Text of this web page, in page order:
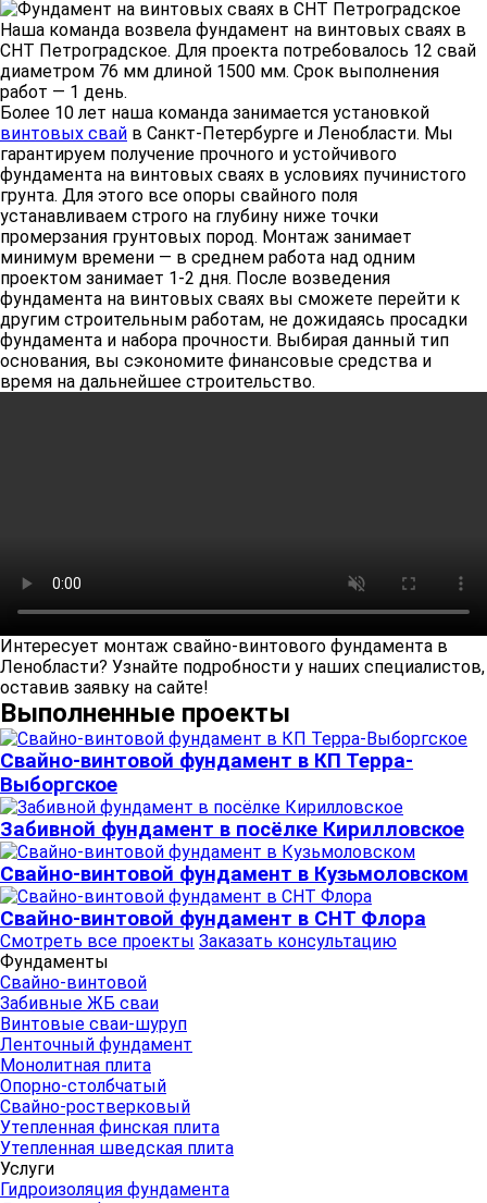
Наша команда возвела фундамент на винтовых сваях в
СНТ Петроградское. Для проекта потребовалось 12 свай
диаметром 76 мм длиной 1500 мм. Срок выполнения
работ — 1 день.
Более 10 лет наша команда занимается установкой
винтовых свай в Санкт-Петербурге и Ленобласти. Мы
гарантируем получение прочного и устойчивого
фундамента на винтовых сваях в условиях пучинистого
грунта. Для этого все опоры свайного поля
устанавливаем строго на глубину ниже точки
промерзания грунтовых пород. Монтаж занимает
минимум времени — в среднем работа над одним
проектом занимает 1-2 дня. После возведения
фундамента на винтовых сваях вы сможете перейти к
другим строительным работам, не дожидаясь просадки
фундамента и набора прочности. Выбирая данный тип
основания, вы сэкономите финансовые средства и
время на дальнейшее строительство.
Интересует монтаж свайно-винтового фундамента в
Ленобласти? Узнайте подробности у наших специалистов,
оставив заявку на сайте!
Выполненные проекты
Свайно-винтовой фундамент в КП Терра-
Выборгское
Забивной фундамент в посёлке Кирилловское
Свайно-винтовой фундамент в Кузьмоловском
Свайно-винтовой фундамент в СНТ Флора
Смотреть все проекты Заказать консультацию
Фундаменты
Свайно-винтовой
Забивные ЖБ сваи
Винтовые сваи-шуруп
Ленточный фундамент
Монолитная плита
Опорно-столбчатый
Свайно-ростверковый
Утепленная финская плита
Утепленная шведская плита
Услуги
Гидроизоляция фундамента